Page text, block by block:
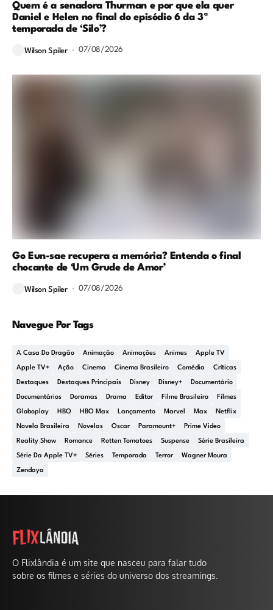
Quem é a senadora Thurman e por que ela quer
Daniel e Helen no final do episódio 6 da 3ª
temporada de ‘Silo’?
Wilson Spiler 07/08/2026
Go Eun-sae recupera a memória? Entenda o final
chocante de ‘Um Grude de Amor’
Wilson Spiler 07/08/2026
Navegue Por Tags
A Casa Do Dragão Animação Animações Animes Apple TV
Apple TV+ Ação Cinema Cinema Brasileiro Comédia Críticas
Destaques Destaques Principais Disney Disney+ Documentário
Documentários Doramas Drama Editor Filme Brasileiro Filmes
Globoplay HBO HBO Max Lançamento Marvel Max Netflix
Novela Brasileira Novelas Oscar Paramount+ Prime Video
Reality Show Romance Rotten Tomatoes Suspense Série Brasileira
Série Da Apple TV+ Séries Temporada Terror Wagner Moura
Zendaya
O Flixlândia é um site que nasceu para falar tudo
sobre os filmes e séries do universo dos streamings.